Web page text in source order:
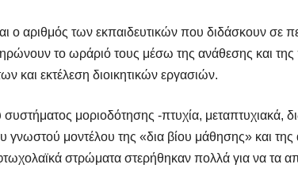
ο αριθμός των εκπαιδευτικών που διδάσκουν σε
το ωράριό τους μέσω της ανάθεσης και
και εκτέλεση διοικητικών εργασιών.
συστήματος μοριοδότησης -πτυχία, μεταπτυχιακά,
γνωστού μοντέλου της «δια βίου μάθησης» και
στρώματα στερήθηκαν πολλά για να τα